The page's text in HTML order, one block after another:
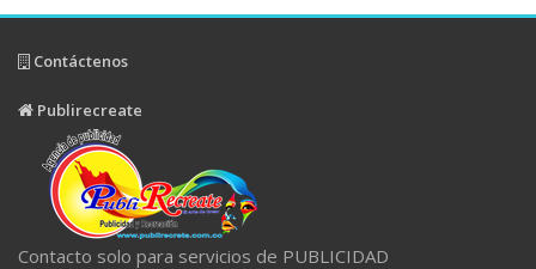
Contáctenos
Publirecreate
Contacto solo para servicios de PUBLICIDAD